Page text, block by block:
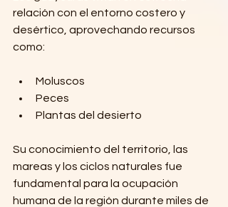
relación con el entorno costero y
desértico, aprovechando recursos
como:
Moluscos
Peces
Plantas del desierto
Su conocimiento del territorio, las
mareas y los ciclos naturales fue
fundamental para la ocupación
humana de la región durante miles de